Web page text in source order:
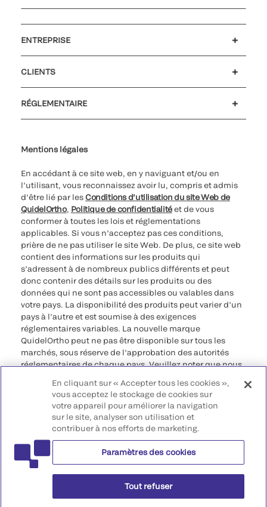
ENTREPRISE
CLIENTS
RÉGLEMENTAIRE
Mentions légales
En accédant à ce site web, en y naviguant et/ou en
l’utilisant, vous reconnaissez avoir lu, compris et admis
d’être lié par lesConditions d’utilisation du site Web de
QuidelOrtho, Politique de confidentialitéet de vous
conformer à toutes les lois et réglementations
applicables. Si vous n’acceptez pas ces conditions,
prière de ne pas utiliser le site Web. De plus, ce site web
contient des informations sur les produits qui
s’adressent à de nombreux publics différents et peut
donc contenir des détails sur les produits ou des
données qui ne sont pas accessibles ou valables dans
votre pays. La disponibilité des produits peut varier d’un
pays à l’autre et est soumise à des exigences
réglementaires variables. La nouvelle marque
QuidelOrtho peut ne pas être disponible sur tous les
marchés, sous réserve de l’approbation des autorités
réglementaires de chaque pays. Veuillez noter que nous
informations qui risquent de ne pas être conformes à
toute procédure légale, réglementation, enregistrement
ou usage dans votre pays d’origine.
©2026 QuidelOrtho Corporation. Tous droits réservés.
QuidelOrtho Corporation
9975 Summers Ridge Road, San Diego, CA 92121, USA
En cliquant sur « Accepter tous les cookies »,
vous acceptez le stockage de cookies sur
votre appareil pour améliorer la navigation
sur le site, analyser son utilisation et
contribuer à nos efforts de marketing.
Paramètres des cookies
Tout refuser